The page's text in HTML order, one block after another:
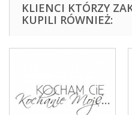
KLIENCI KTÓRZY
KUPILI RÓWNIEŻ: